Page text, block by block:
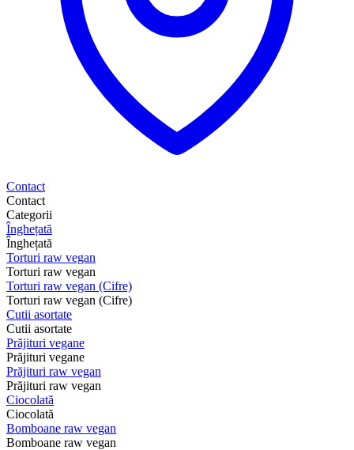
Contact
Contact
Categorii
Înghețată
Înghețată
Torturi raw vegan
Torturi raw vegan
Torturi raw vegan (Cifre)
Torturi raw vegan (Cifre)
Cutii asortate
Cutii asortate
Prăjituri vegane
Prăjituri vegane
Prăjituri raw vegan
Prăjituri raw vegan
Ciocolată
Ciocolată
Bomboane raw vegan
Bomboane raw vegan